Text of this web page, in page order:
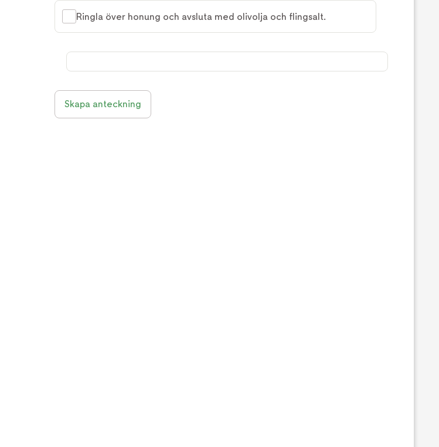
Ringla över honung och avsluta med olivolja och flingsalt.
Skapa anteckning